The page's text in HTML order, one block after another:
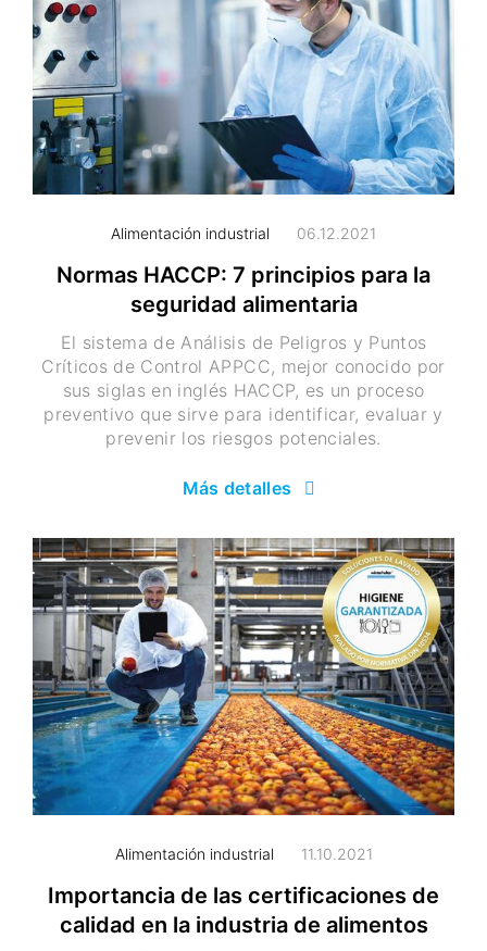
Alimentación industrial 06.12.2021
Normas HACCP: 7 principios para la
seguridad alimentaria
El sistema de Análisis de Peligros y Puntos
Críticos de Control APPCC, mejor conocido por
sus siglas en inglés HACCP, es un proceso
preventivo que sirve para identificar, evaluar y
prevenir los riesgos potenciales.
Más detalles
Alimentación industrial 11.10.2021
Importancia de las certificaciones de
calidad en la industria de alimentos